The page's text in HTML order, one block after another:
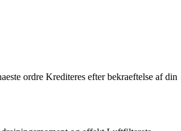
ordre Krediteres efter bekraeftelse af din